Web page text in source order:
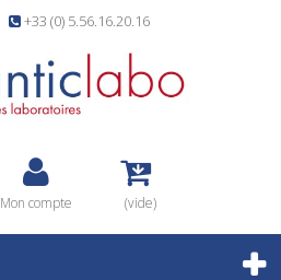
+33 (0) 5.56.16.20.16
Mon compte (vide)